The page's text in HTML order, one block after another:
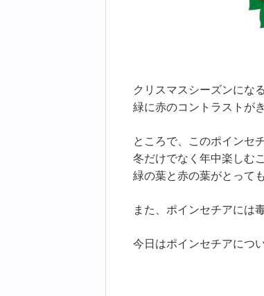
クリスマスシーズンにな
緑に赤のコントラストが
ところで、このポインセチ
冬だけでなく年中楽しむ
緑の葉と赤の葉がとって
また、ポインセチアには
今日はポインセチアにつ